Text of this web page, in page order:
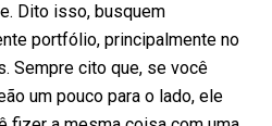
Dito isso, busquem
portfólio, principalmente no
Sempre cito que, se você
um pouco para o lado, ele